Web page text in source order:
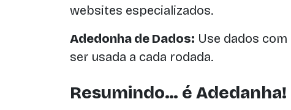
websites especializados.
Adedonha de Dados: Use dados
ser usada a cada rodada.
Resumindo… é Adedanha!